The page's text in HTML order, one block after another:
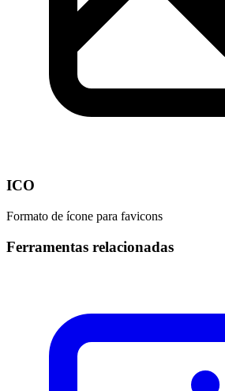
ICO
Formato de ícone para favicons
Ferramentas relacionadas